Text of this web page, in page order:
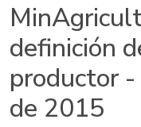
definición
productor
de 2015